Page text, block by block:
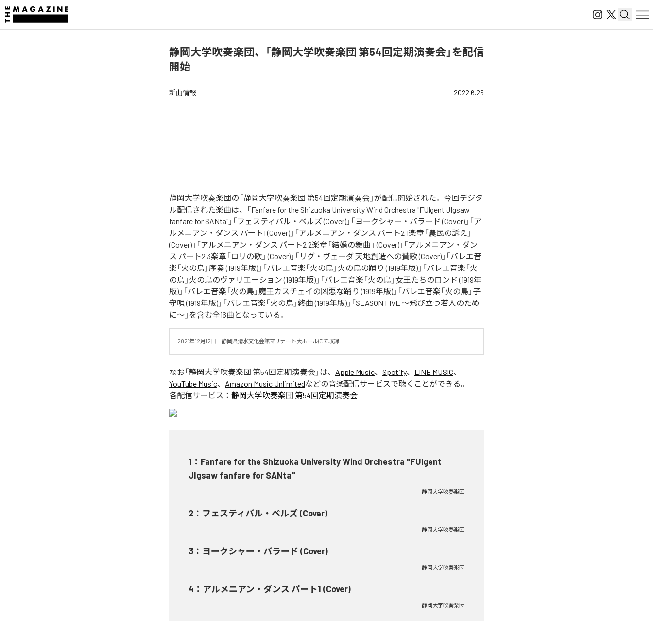
静岡大学吹奏楽団、「静岡大学吹奏楽団 第54回定期演奏会」を配信
開始
新曲情報 2022.6.25
静岡大学吹奏楽団の「静岡大学吹奏楽団 第54回定期演奏会」が配信開始された。今回デジタ
ル配信された楽曲は、「Fanfare for the Shizuoka University Wind Orchestra "FUlgent JIgsaw
fanfare for SANta"」「フェスティバル・ベルズ (Cover)」「ヨークシャー・バラード (Cover)」「ア
ルメニアン・ダンス パート1 (Cover)」「アルメニアン・ダンス パート2 1楽章「農民の訴え」
(Cover)」「アルメニアン・ダンス パート2 2楽章「結婚の舞曲」 (Cover)」「アルメニアン・ダン
ス パート2 3楽章「ロリの歌」 (Cover)」「リグ・ヴェーダ 天地創造への賛歌 (Cover)」「バレエ音
楽「火の鳥」序奏 (1919年版)」「バレエ音楽「火の鳥」火の鳥の踊り (1919年版)」「バレエ音楽「火
の鳥」火の鳥のヴァリエーション (1919年版)」「バレエ音楽「火の鳥」女王たちのロンド (1919年
版)」「バレエ音楽「火の鳥」魔王カスチェイの凶悪な踊り (1919年版)」「バレエ音楽「火の鳥」子
守唄 (1919年版)」「バレエ音楽「火の鳥」終曲 (1919年版)」「SEASON FIVE ～飛び立つ若人のため
に～」を含む全16曲となっている。
2021年12月12日　静岡県清水文化会館マリナート大ホールにて収録
なお「静岡大学吹奏楽団 第54回定期演奏会 」は、 Apple Music、 Spotify、 LINE MUSIC、
YouTube Music、 Amazon Music Unlimitedなどの音楽配信サービスで聴くことができる。
各配信サービス： 静岡大学吹奏楽団 第54回定期演奏会
1 ： Fanfare for the Shizuoka University Wind Orchestra "FUlgent
JIgsaw fanfare for SANta"
静岡大学吹奏楽団
2 ： フェスティバル・ベルズ (Cover)
静岡大学吹奏楽団
3 ： ヨークシャー・バラード (Cover)
静岡大学吹奏楽団
4 ： アルメニアン・ダンス パート1 (Cover)
静岡大学吹奏楽団